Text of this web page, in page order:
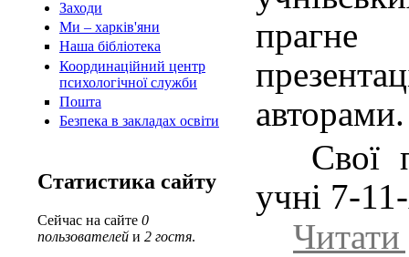
Заходи
Ми – харків'яни
Наша бібліотека
Координаційний центр
психологічної служби
Пошта
Безпека в закладах освіти
Статистика сайту
Сейчас на сайте 0
пользователей и 2 гостя.
авторами.
Свої
учні 7-